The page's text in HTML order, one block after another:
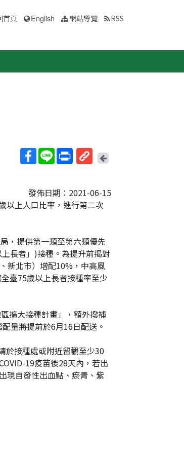
首頁 English 網站導覽 RSS
短
網
回
上
頁
發佈日期：2021-06-15
以上人口比率，進行第二次
，提供第一類至第六類優先
長者」)接種。為提升前揭對
新北市）增配10%，中高風
臺75歲以上長者接種率至少
擴大接種計畫」，額外撥補
量將提前於6月16日配送。
於接種處或附近留觀至少30
19疫苗後28天內，若出
現自發性出血點、瘀青、紫